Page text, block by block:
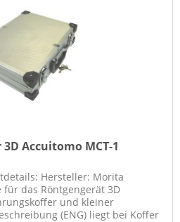
Accuitomo MCT-1
Hersteller: Morita
das Röntgengerät 3D
und kleiner
(ENG) liegt bei Koffer